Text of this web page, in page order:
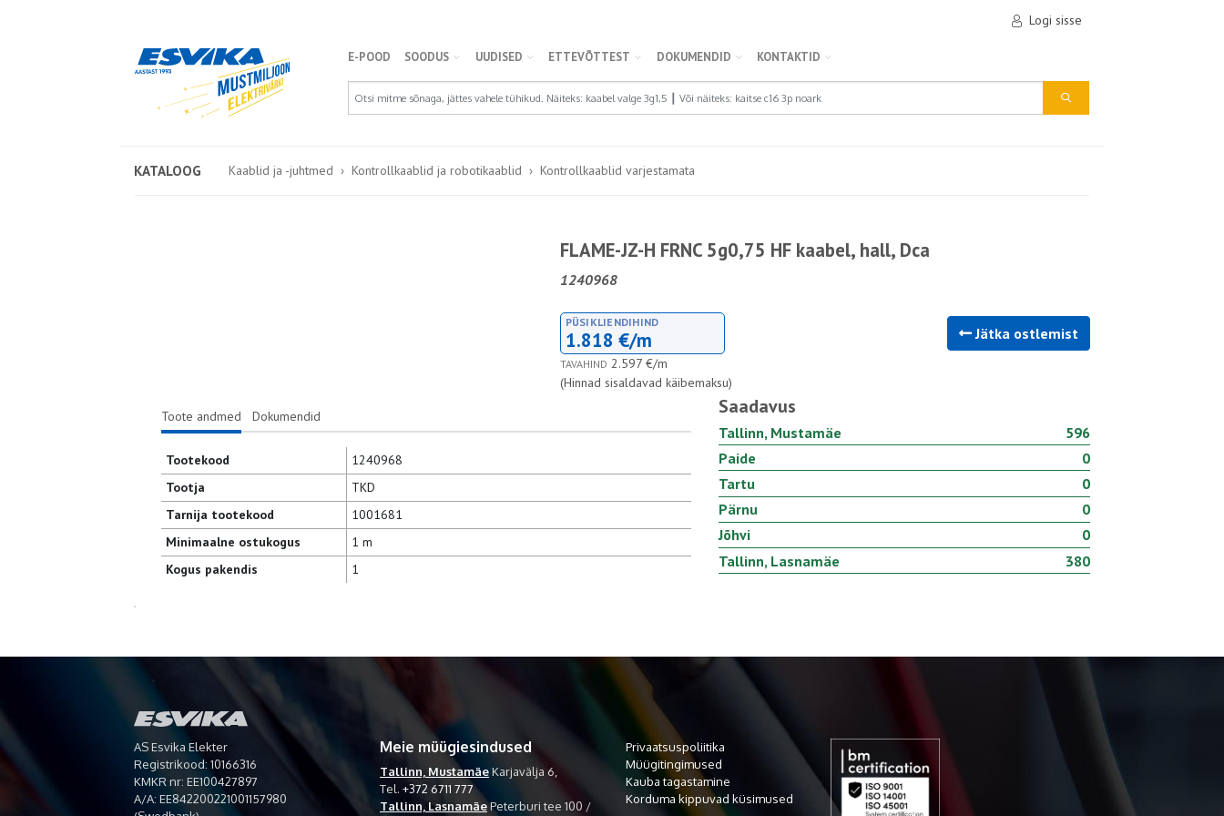
Logi sisse
E-POOD SOODUS UUDISED ETTEVÕTTEST DOKUMENDID KONTAKTID
KATALOOG Kaablid ja -juhtmed Kontrollkaablid ja robotikaablid Kontrollkaablid varjestamata
FLAME-JZ-H FRNC 5g0,75 HF kaabel, hall, Dca
1240968
PÜSIKLIENDIHIND
1.818 €/m
TAVAHIND 2.597 €/m
(Hinnad sisaldavad käibemaksu)
Jätka ostlemist
Toote andmed Dokumendid
Tootekood
1240968
Tootja
TKD
Tarnija tootekood
1001681
Minimaalne ostukogus
1 m
Kogus pakendis
1
Saadavus
Tallinn, Mustamäe
596
Paide
0
Tartu
0
Pärnu
0
Jõhvi
0
Tallinn, Lasnamäe
380
AS Esvika Elekter
Registrikood: 10166316
KMKR nr: EE100427897
A/A: EE842200221001157980
Meie müügiesindused
Tallinn, MustamäeKarjavälja 6,
Tel. +372 6711 777
Tallinn, LasnamäePeterburi tee 100 /
Privaatsuspoliitika
Müügitingimused
Kauba tagastamine
Korduma kippuvad küsimused